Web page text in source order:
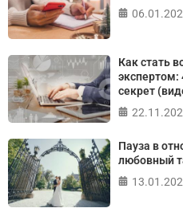
Как стать
экспертом:
секрет
Пауза в
любовный